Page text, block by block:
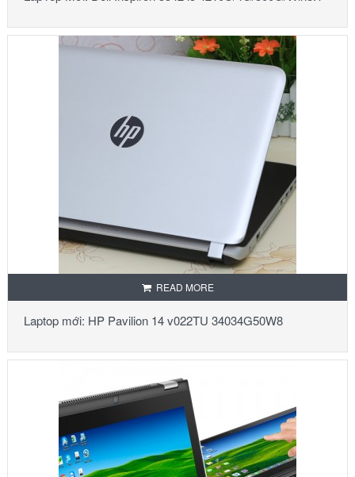
READ MORE
Laptop mới: HP Pavilion 14 v022TU 34034G50W8